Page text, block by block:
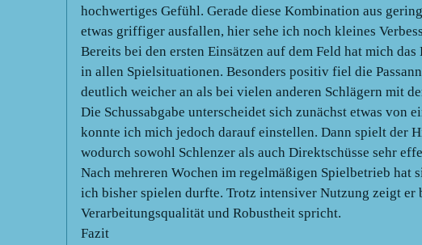
hochwertiges Gefühl. Gerade diese Kombination aus
etwas griffiger ausfallen, hier sehe ich noch kleines
Bereits bei den ersten Einsätzen auf dem Feld hat mich
in allen Spielsituationen. Besonders positiv fiel die
deutlich weicher an als bei vielen anderen Schlägern mit
Die Schussabgabe unterscheidet sich zunächst etwas von
konnte ich mich jedoch darauf einstellen. Dann spielt der
wodurch sowohl Schlenzer als auch Direktschüsse sehr
Nach mehreren Wochen im regelmäßigen Spielbetrieb
ich bisher spielen durfte. Trotz intensiver Nutzung zeigt
Verarbeitungsqualität und Robustheit spricht.
Fazit